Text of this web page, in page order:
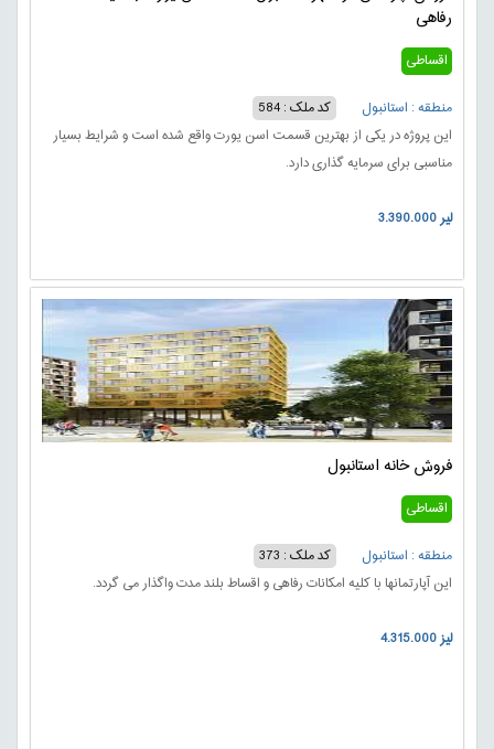
رفاهی
اقساطی
منطقه : استانبول
کد ملک : 584
این پروژه در یکی از بهترین قسمت اسن یورت واقع شده است و شرایط بسیار
مناسبی برای سرمایه گذاری دارد.
3.390.000 لیر
فروش خانه استانبول
اقساطی
منطقه : استانبول
کد ملک : 373
این آپارتمانها با کلیه امکانات رفاهی و اقساط بلند مدت واگذار می گردد.
4.315.000 لیز